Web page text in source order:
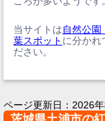
当サイトは自然公
葉スポット に分かれ
ださい。
ページ更新日： 2026